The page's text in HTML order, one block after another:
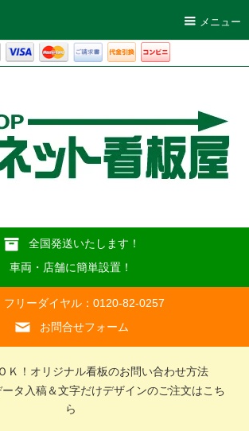
メニュー
全国発送いたします！
車両・店舗に簡単設置！
フリーダイヤル：0120-82-0257
お問合せフォーム
Ｋ！オリジナル看板のお問い合わせ方法
タ入稿＆文字だけデザインのご注文はこち
ら